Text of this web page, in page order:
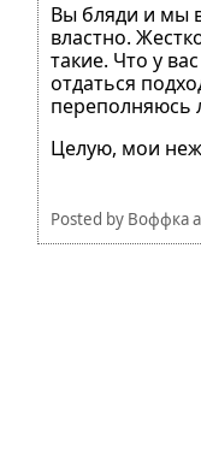
Вы бляди и мы
властно.
такие. Что у
отдаться
переполняюсь
Целую, мои
Posted by Воффка